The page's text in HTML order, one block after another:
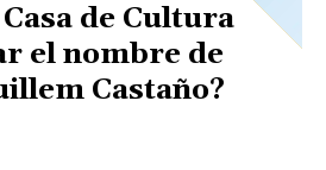
de Cultura
el nombre de
Castaño?